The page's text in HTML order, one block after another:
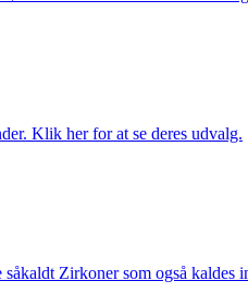
Klik her for at se deres udvalg.
Zirkoner som også kaldes